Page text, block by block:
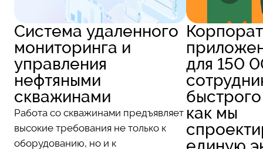
Система удаленного
мониторинга и
управления
нефтяными
скважинами
Работа со скважинами предъявляет
высокие требования не только к
оборудованию, но и к
для 150
как мы